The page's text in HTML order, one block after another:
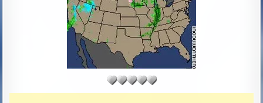
E
D
D
A
T
E